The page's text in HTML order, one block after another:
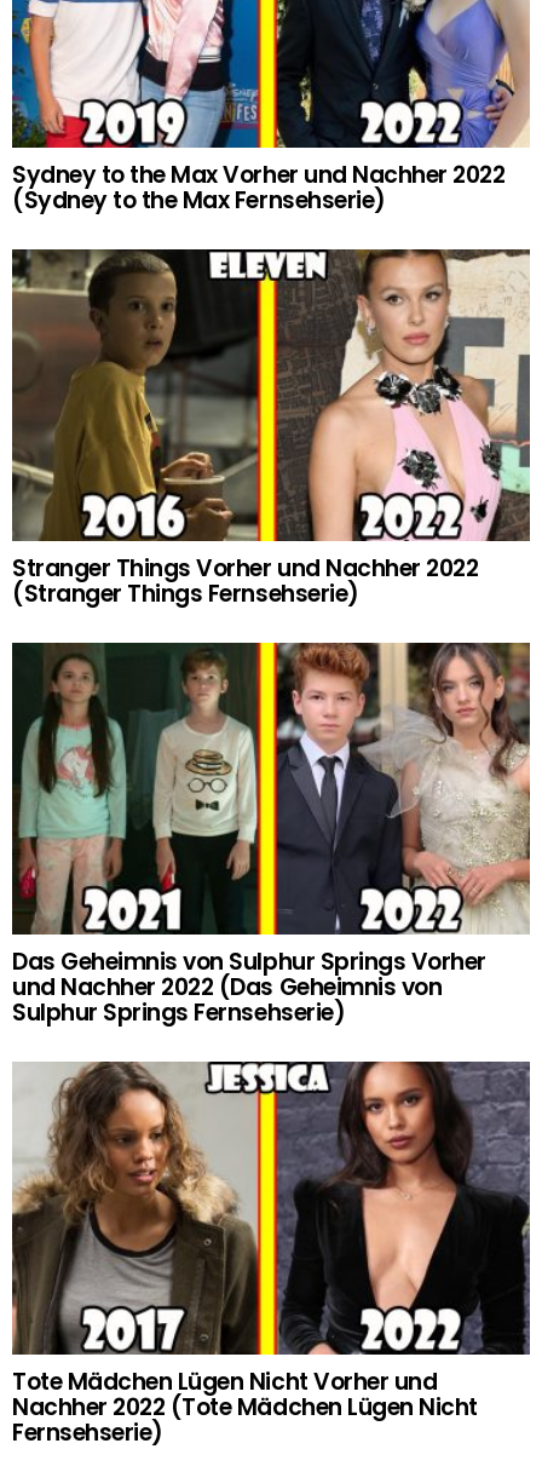
Sydney to the Max Vorher und Nachher 2022
(Sydney to the Max Fernsehserie)
Stranger Things Vorher und Nachher 2022
(Stranger Things Fernsehserie)
Das Geheimnis von Sulphur Springs Vorher
und Nachher 2022 (Das Geheimnis von
Sulphur Springs Fernsehserie)
Tote Mädchen Lügen Nicht Vorher und
Nachher 2022 (Tote Mädchen Lügen Nicht
Fernsehserie)